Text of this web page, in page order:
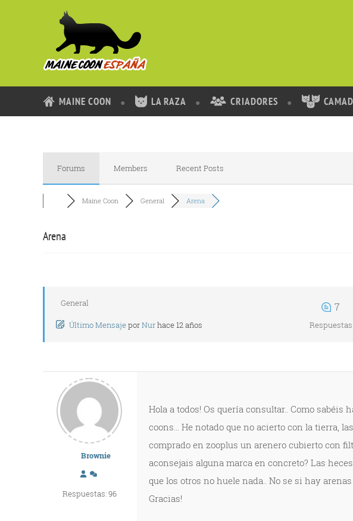
MAINE COON LA RAZA CRIADORES
Forums Members Recent Posts
Maine Coon General Arena
Arena
General
Último MensajeporNurhace 12 años
7
Respuestas
Brownie
Respuestas: 96
Hola a todos! Os quería consultar.. Como sabéis
coons... He notado que no acierto con la tierra,
comprado en zooplus un arenero cubierto con
aconsejais alguna marca en concreto? Las
que los otros no huele nada.. No se si hay
Gracias!